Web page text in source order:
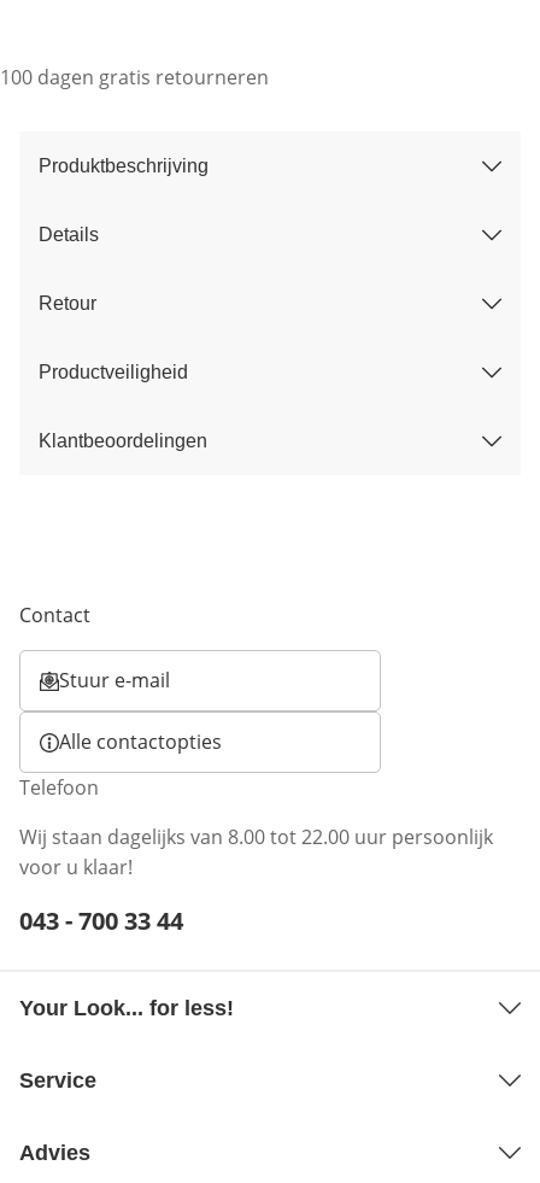
100 dagen gratis retourneren
Produktbeschrijving
Details
Retour
Productveiligheid
Klantbeoordelingen
Contact
Stuur e-mail
Opent e-mailclient
Alle contactopties
Telefoon
Wij staan dagelijks van 8.00 tot 22.00 uur persoonlijk
voor u klaar!
Telefoonnummer:
043 - 700 33 44
Your Look... for less!
Service
Advies